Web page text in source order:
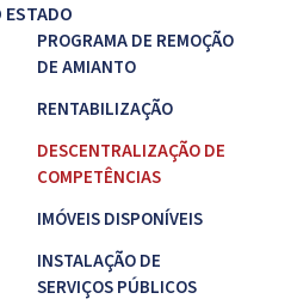
ESTADO
PROGRAMA DE REMOÇÃO
DE AMIANTO
RENTABILIZAÇÃO
DESCENTRALIZAÇÃO DE
COMPETÊNCIAS
IMÓVEIS DISPONÍVEIS
INSTALAÇÃO DE
SERVIÇOS PÚBLICOS